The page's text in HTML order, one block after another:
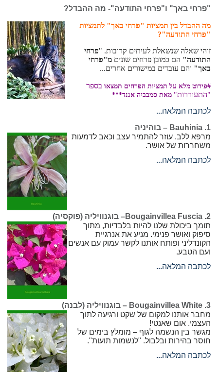
"פרחי באך" ו"פרחי התודעה"- מה ההבדל?
מה ההבדל בין תמציות "פרחי באך" לתמציות
"פרחי התודעה"?
זוהי שאלה שנשאלת לעיתים קרובות. "פרחי
התודעה" הם כמובן פרחים שונים מ"פרחי
באך" והם עובדים במישורים אחרים...
#פירוט מלא על תמציות הפרחים תמצאו בספר
"התעוררות" מאת סמבביה אננד***
לכתבה המלאה...
1. Bauhinia – בוהיניה
מרפא ללב. עוזר להתמיר עצב וכאב לדמעות
משחררות של אושר.
לכתבה המלאה...
2. Bougainvillea Fuscia– בוגנוויליה (פוקסיה)
תומך ביכולת שלנו להיות בלבדיות, מתוך
סיפוק ואושר פנימי. מניע את אנרגיית
הקונדליני ופותח אותנו לקשר עמוק עם אנשים
ועם הטבע.
לכתבה המלאה...
3. Bougainvillea White – בוגנוויליה (לבנה)
מחבר אותנו למקום של שקט ורגיעה לתוך
העצמי. אום שאנטי!
מגשר בין הנשמה לגוף – מומלץ בימים של
חוסר בהירות ובלבול. "לנשמות תועות".
לכתבה המלאה...